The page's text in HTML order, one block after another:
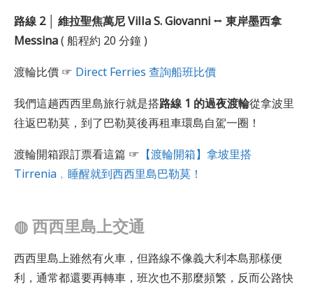
路線 2 │ 維拉聖焦萬尼 Villa S. Giovanni ⭤ 東岸墨西拿
Messina( 船程約 20 分鐘 )
渡輪比價 ☞ Direct Ferries 查詢船班比價
我們這趟西西里島旅行就是搭路線 1 的過夜渡輪從拿波里
往返巴勒莫，到了巴勒莫後再租車環島自駕一圈！
渡輪開箱跟訂票看這篇 ☞ 【渡輪開箱】拿坡里搭
Tirrenia﹐睡醒就到西西里島巴勒莫！
◍西西里島上交通
西西里島上雖然有火車，但路線不像義大利本島那樣便
利，通常都還要再轉車，班次也不那麼頻繁，反而公路快